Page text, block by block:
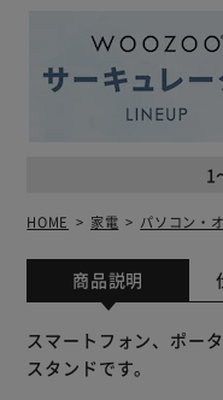
1
HOME 家電 パソコン・
商品説明
スマートフォン、ポー
スタンドです。